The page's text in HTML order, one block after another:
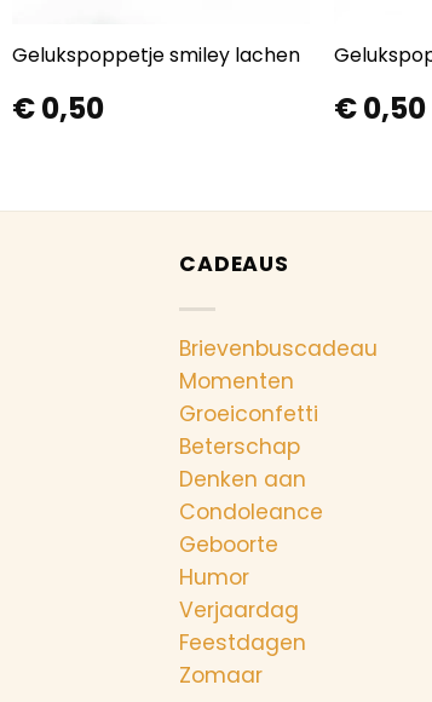
Gelukspoppetje smiley lachen
€0,50 €0,50
CADEAUS
Brievenbuscadeau
Momenten
Groeiconfetti
Beterschap
Denken aan
Condoleance
Geboorte
Humor
Verjaardag
Feestdagen
Zomaar